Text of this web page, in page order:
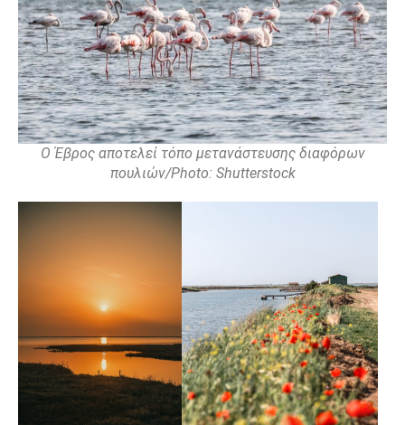
Ο Έβρος αποτελεί τόπο μετανάστευσης διαφόρων
πουλιών/Photo: Shutterstock